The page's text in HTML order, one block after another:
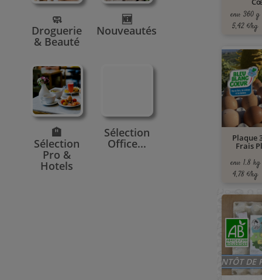
🧼
Droguerie
& Beauté
🆕
Nouveautés
🏨
Sélection
Pro &
Hotels
Sélection
Office...
env. 360 g
5,42 €/kg
Plaque
Frais
env. 1.8 kg
4,78 €/kg
BIENTÔT DE